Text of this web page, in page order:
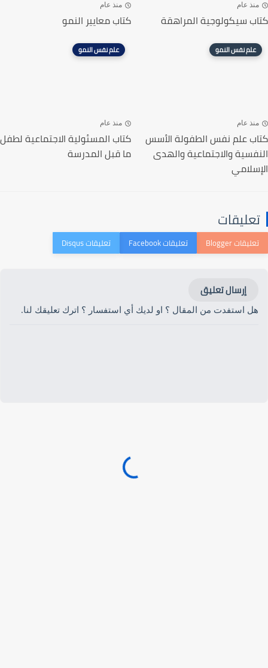
منذ عام
كتاب سيكولوجية المراهقة
منذ عام
كتاب معايير النمو
علم نفس النمو
منذ عام
كتاب علم نفس الطفولة الأسس
النفسية والاجتماعية والهدى
الإسلامي
علم نفس النمو
منذ عام
كتاب المسئولية الاجتماعية لطفل
ما قبل المدرسة
تعليقات
إرسال تعليق
هل استفدت من المقال ؟ او لديك أي استفسار ؟ اترك تعليقك لنا.